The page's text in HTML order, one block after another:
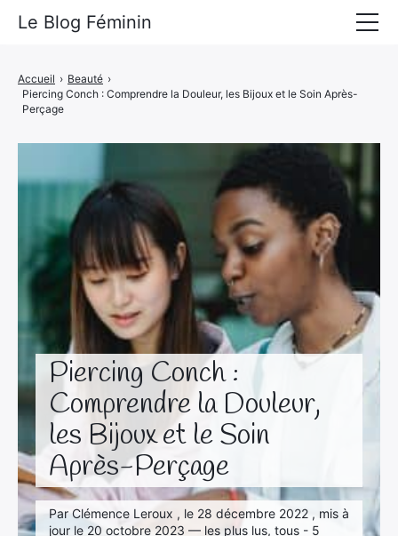
Piercing Conch :
Comprendre la Douleur,
les Bijoux et le Soin
Après-Perçage
Par Clémence Leroux , le 28 décembre 2022 , mis à
jour le 20 octobre 2023 — les plus lus, tous - 5
Accueil › Beauté ›
Piercing Conch : Comprendre la Douleur, les Bijoux et le Soin Après-
Perçage
Le Blog Féminin
Alimentation
Mode
Beauté
Bien-être
Voyages
Déco & Maison
Amour